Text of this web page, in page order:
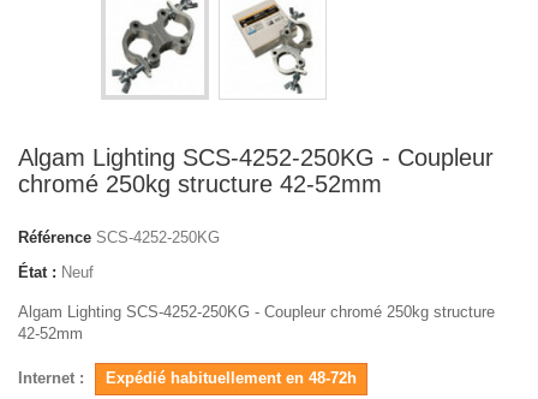
Algam Lighting SCS-4252-250KG - Coupleur
chromé 250kg structure 42-52mm
Référence SCS-4252-250KG
État : Neuf
Algam Lighting SCS-4252-250KG - Coupleur chromé 250kg structure
42-52mm
Internet : Expédié habituellement en 48-72h